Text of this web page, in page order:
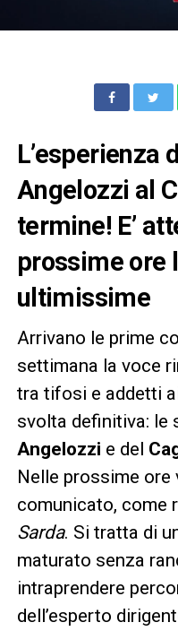
L’esperienza
Angelozzi al
termine! E’
prossime ore
ultimissime
Arrivano le prime
settimana la voce
tra tifosi e addetti
svolta definitiva: le
Angelozzi e del
Nelle prossime ore
comunicato, come
Sarda. Si tratta di
maturato senza
intraprendere
dell’esperto